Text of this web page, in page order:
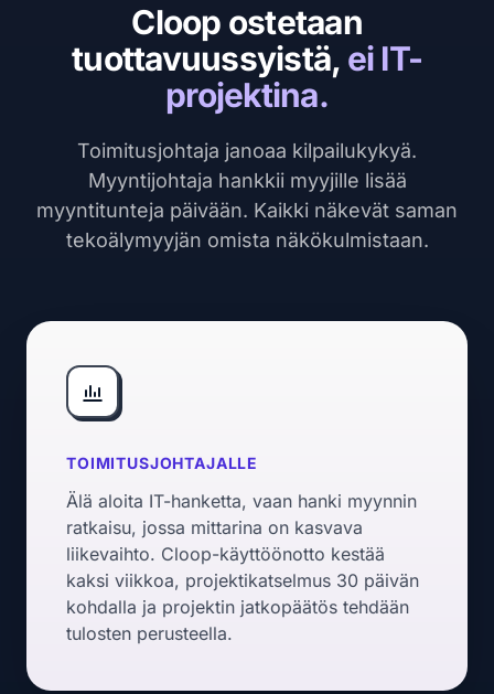
Cloop ostetaan
tuottavuussyistä, ei IT-
projektina.
Toimitusjohtaja janoaa kilpailukykyä.
Myyntijohtaja hankkii myyjille lisää
myyntitunteja päivään. Kaikki näkevät saman
tekoälymyyjän omista näkökulmistaan.
TOIMITUSJOHTAJALLE
Älä aloita IT-hanketta, vaan hanki myynnin
ratkaisu, jossa mittarina on kasvava
liikevaihto. Cloop-käyttöönotto kestää
kaksi viikkoa, projektikatselmus 30 päivän
kohdalla ja projektin jatkopäätös tehdään
tulosten perusteella.